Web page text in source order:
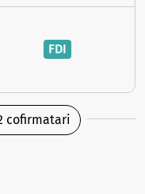
FDI
cofirmatari